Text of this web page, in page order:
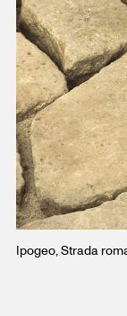
Ipogeo, Strada